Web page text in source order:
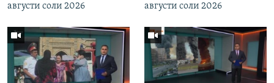
августи соли 2026
августи соли 2026